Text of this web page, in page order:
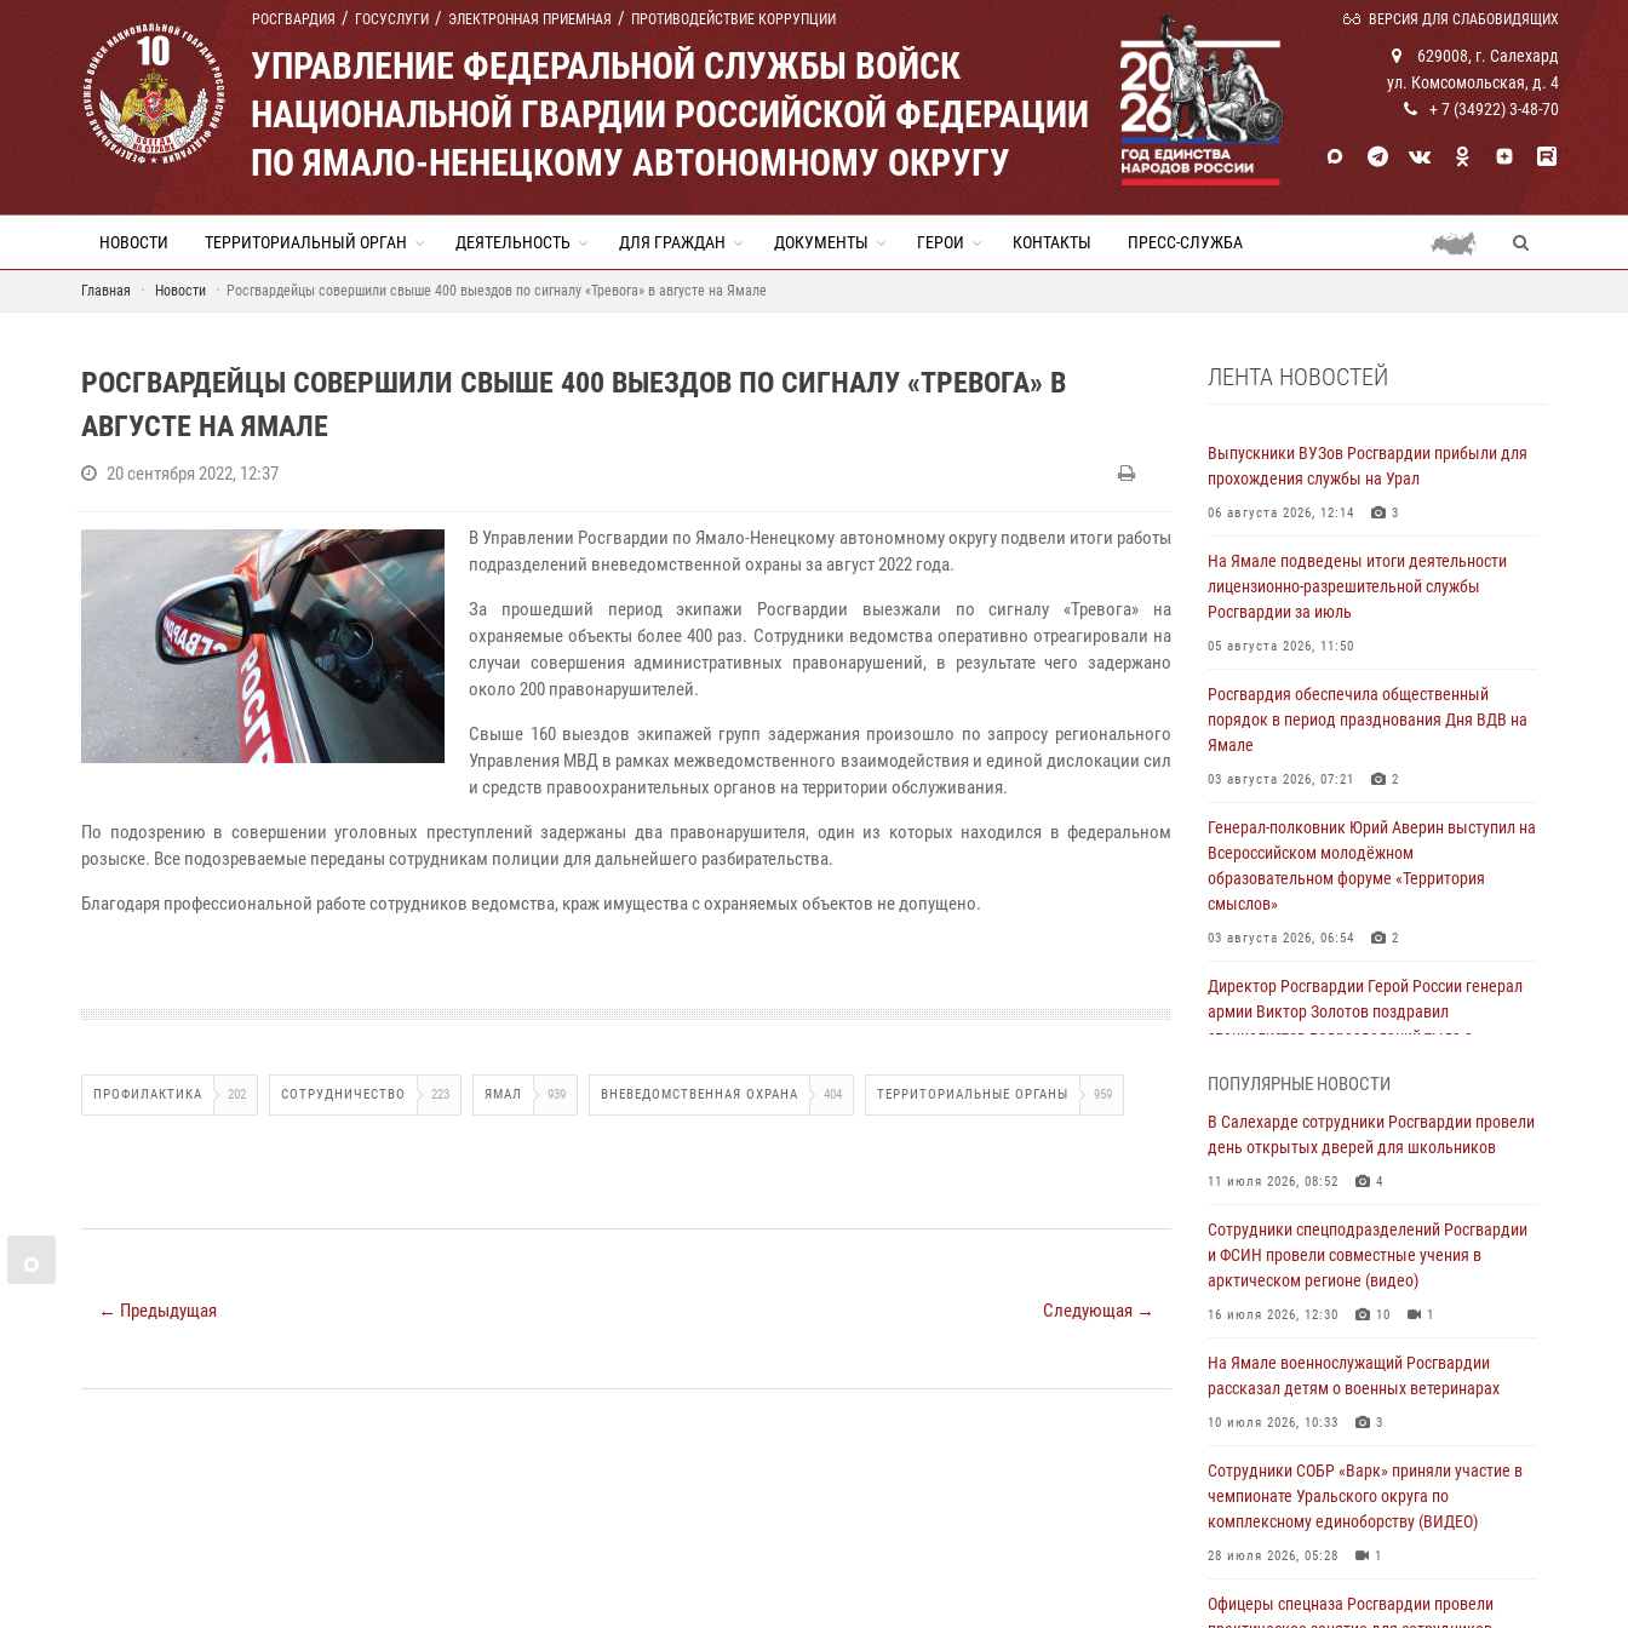
РОСГВАРДИЯ ГОСУСЛУГИ ЭЛЕКТРОННАЯ ПРИЕМНАЯ ПРОТИВОДЕЙСТВИЕ КОРРУПЦИИ ВЕРСИЯ ДЛЯ СЛАБОВИДЯЩИХ
УПРАВЛЕНИЕ ФЕДЕРАЛЬНОЙ СЛУЖБЫ ВОЙСК
НАЦИОНАЛЬНОЙ ГВАРДИИ РОССИЙСКОЙ ФЕДЕРАЦИИ
ПО ЯМАЛО-НЕНЕЦКОМУ АВТОНОМНОМУ ОКРУГУ
629008, г. Салехард
ул. Комсомольская, д. 4
+ 7 (34922) 3-48-70
НОВОСТИ ТЕРРИТОРИАЛЬНЫЙ ОРГАН ДЕЯТЕЛЬНОСТЬ ДЛЯ ГРАЖДАН ДОКУМЕНТЫ ГЕРОИ КОНТАКТЫ ПРЕСС-СЛУЖБА
Главная Новости Росгвардейцы совершили свыше 400 выездов по сигналу «Тревога» в августе на Ямале
РОСГВАРДЕЙЦЫ СОВЕРШИЛИ СВЫШЕ 400 ВЫЕЗДОВ ПО СИГНАЛУ «ТРЕВОГА» В
АВГУСТЕ НА ЯМАЛЕ
20 сентября 2022, 12:37
В Управлении Росгвардии по Ямало-Ненецкому автономному округу подвели итоги работы
подразделений вневедомственной охраны за август 2022 года.
За прошедший период экипажи Росгвардии выезжали по сигналу «Тревога» на
охраняемые объекты более 400 раз. Сотрудники ведомства оперативно отреагировали на
случаи совершения административных правонарушений, в результате чего задержано
около 200 правонарушителей.
Свыше 160 выездов экипажей групп задержания произошло по запросу регионального
Управления МВД в рамках межведомственного взаимодействия и единой дислокации сил
и средств правоохранительных органов на территории обслуживания.
По подозрению в совершении уголовных преступлений задержаны два правонарушителя, один из которых находился в федеральном
розыске. Все подозреваемые переданы сотрудникам полиции для дальнейшего разбирательства.
Благодаря профессиональной работе сотрудников ведомства, краж имущества с охраняемых объектов не допущено.
ПРОФИЛАКТИКА 202 СОТРУДНИЧЕСТВО 223 ЯМАЛ 939 ВНЕВЕДОМСТВЕННАЯ ОХРАНА 404 ТЕРРИТОРИАЛЬНЫЕ ОРГАНЫ 959
← Предыдущая Следующая →
ЛЕНТА НОВОСТЕЙ
Выпускники ВУЗов Росгвардии прибыли для
прохождения службы на Урал
06 августа 2026, 12:14 3
На Ямале подведены итоги деятельности
лицензионно-разрешительной службы
Росгвардии за июль
05 августа 2026, 11:50
Росгвардия обеспечила общественный
порядок в период празднования Дня ВДВ на
Ямале
03 августа 2026, 07:21 2
Генерал-полковник Юрий Аверин выступил на
Всероссийском молодёжном
образовательном форуме «Территория
смыслов»
03 августа 2026, 06:54 2
Директор Росгвардии Герой России генерал
армии Виктор Золотов поздравил
специалистов подразделений тыла с
Сотрудники СОБР «Варк» повышают боевое
Офицеры спецназа Росгвардии провели
практическое занятие для сотрудников
прокуратуры на Ямале
В Уральском округе Росгвардии состоялось
заседание оперативного штаба
Сотрудники СОБР «Варк» приняли участие в
чемпионате Уральского округа по
ПОПУЛЯРНЫЕ НОВОСТИ
В Салехарде сотрудники Росгвардии провели
день открытых дверей для школьников
11 июля 2026, 08:52 4
Сотрудники спецподразделений Росгвардии
и ФСИН провели совместные учения в
арктическом регионе (видео)
16 июля 2026, 12:30 10 1
На Ямале военнослужащий Росгвардии
рассказал детям о военных ветеринарах
10 июля 2026, 10:33 3
Сотрудники СОБР «Варк» приняли участие в
чемпионате Уральского округа по
комплексному единоборству (ВИДЕО)
28 июля 2026, 05:28 1
Офицеры спецназа Росгвардии провели